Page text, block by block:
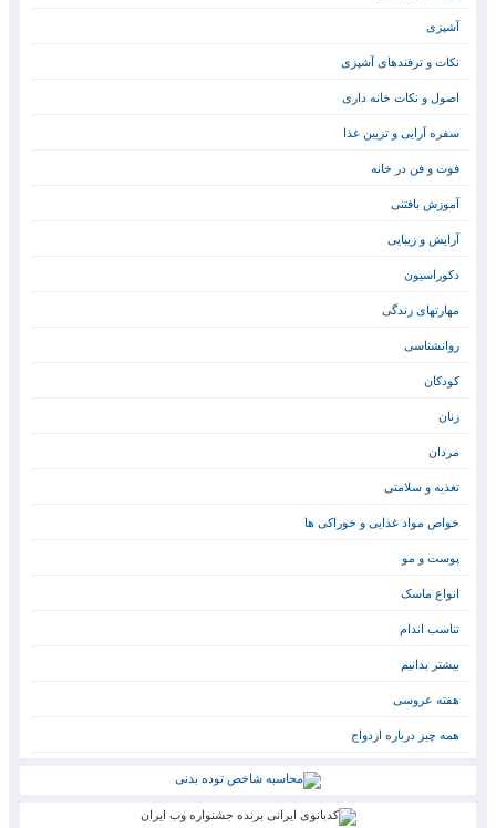
آشپزی
نکات و ترفندهای آشپزی
اصول و نکات خانه داری
سفره آرایی و تزیین غذا
فوت و فن در خانه
آموزش بافتنی
آرایش و زیبایی
دکوراسیون
مهارتهای زندگی
روانشناسی
کودکان
زنان
مردان
تغذیه و سلامتی
خواص مواد غذایی و خوراکی ها
پوست و مو
انواع ماسک
تناسب اندام
بیشتر بدانیم
هفته عروسی
همه چیز درباره ازدواج